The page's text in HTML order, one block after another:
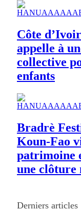
Côte
appelle à
collective
enfants
Bradrè
Koun-Fao
patrimoine
une clôture
Derniers articles